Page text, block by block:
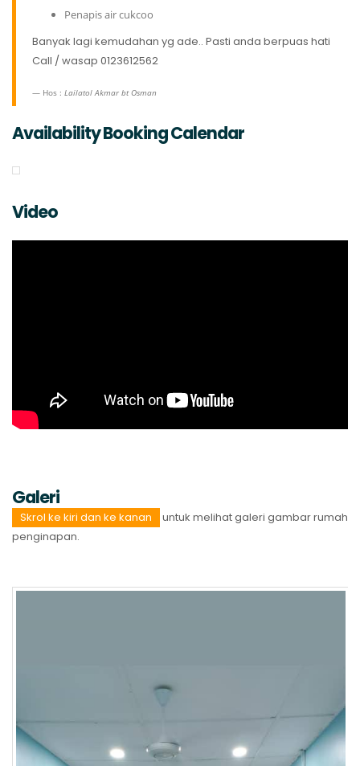
Penapis air cukcoo
Banyak lagi kemudahan yg ade.. Pasti anda berpuas hati
Call / wasap 0123612562
Hos : Lailatol Akmar bt Osman
Availability Booking Calendar
Video
Galeri
Skrol ke kiri dan ke kanan
untuk melihat galeri gambar rumah
penginapan.